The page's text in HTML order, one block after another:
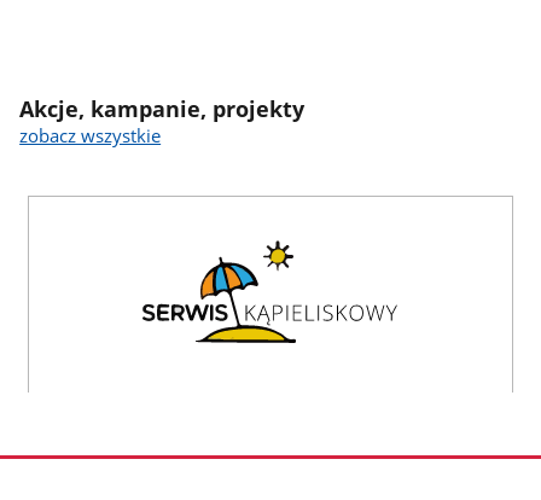
Akcje, kampanie, projekty
zobacz wszystkie